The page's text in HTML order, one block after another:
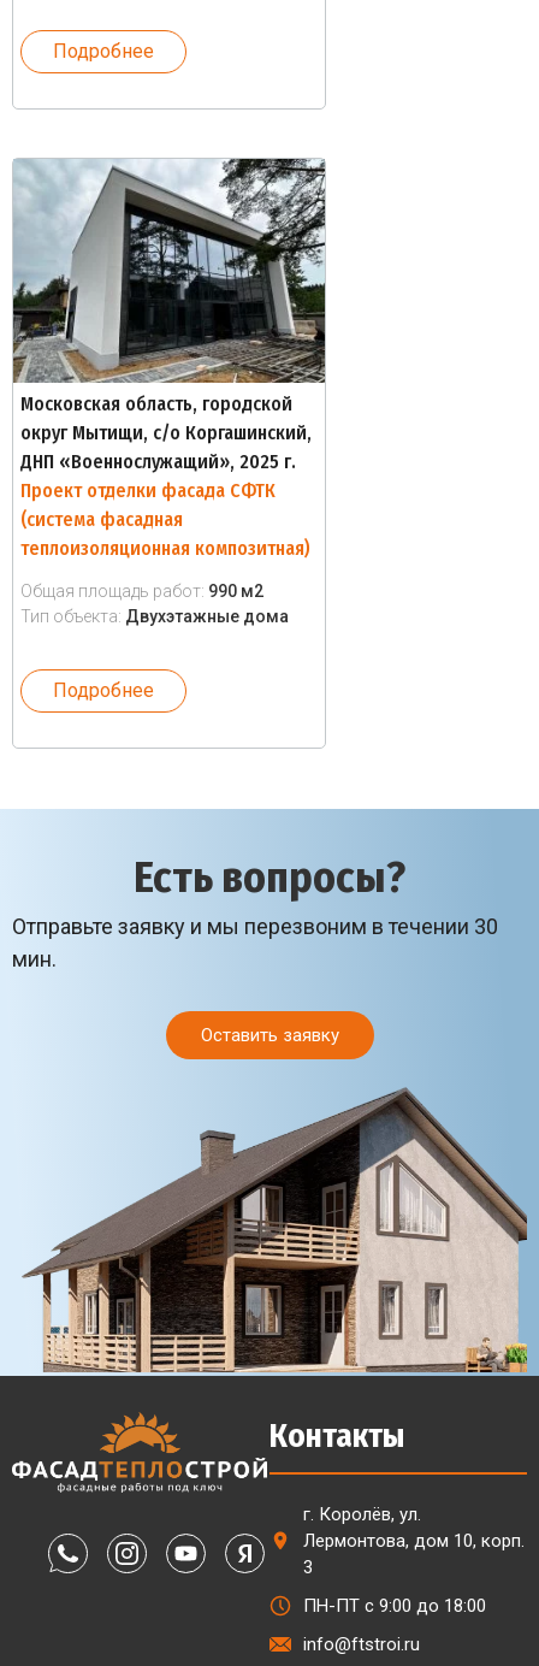
Подробнее
Московская область, городской
округ Мытищи, с/о Коргашинский,
ДНП «Военнослужащий», 2025 г.
Проект отделки фасада СФТК
(система фасадная
теплоизоляционная композитная)
Общая площадь работ: 990 м2
Тип объекта: Двухэтажные дома
Подробнее
Есть вопросы?
Отправьте заявку и мы перезвоним в течении 30
мин.
Оставить заявку
Контакты
г. Королёв, ул.
Лермонтова, дом 10, корп.
3
ПН-ПТ с 9:00 до 18:00
info@ftstroi.ru